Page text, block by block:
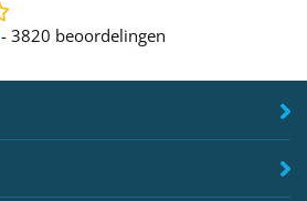
-3820 beoordelingen